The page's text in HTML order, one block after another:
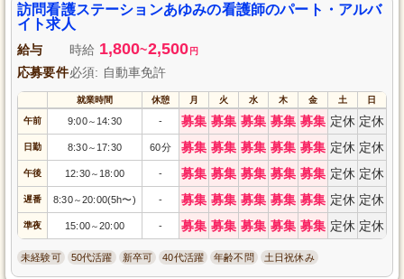
訪問看護ステーションあゆみの看護師のパート・アルバ
イト求人
給与 時給 1,800~2,500 円
応募要件必須: 自動車免許
就業時間 休憩 月 火 水 木 金 土 日
午前 9:00～ 14:30 - 募集 募集 募集 募集 募集 定休 定休
日勤 8:30～ 17:30 60分 募集 募集 募集 募集 募集 定休 定休
午後 12:30～ 18:00 - 募集 募集 募集 募集 募集 定休 定休
遅番 8:30～20:00(5h〜) - 募集 募集 募集 募集 募集 定休 定休
準夜 15:00～20:00 - 募集 募集 募集 募集 募集 定休 定休
未経験可 50代活躍 新卒可 40代活躍 年齢不問 土日祝休み